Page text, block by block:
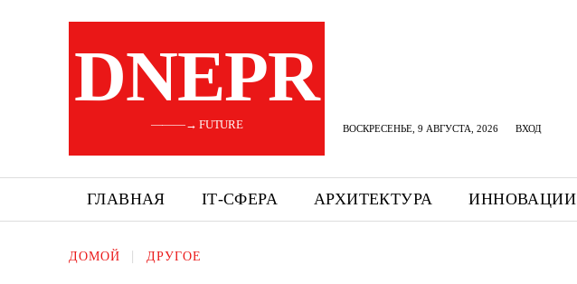
DNEPR
———→ FUTURE ВОСКРЕСЕНЬЕ, 9 АВГУСТА, 2026 ВХОД
ГЛАВНАЯ ІТ-СФЕРА АРХИТЕКТУРА ИННОВАЦИИ
ДОМОЙ ДРУГОЕ